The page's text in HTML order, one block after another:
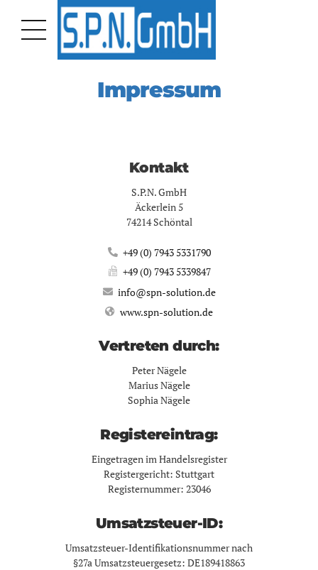
Impressum
Kontakt
S.P.N. GmbH
Äckerlein 5
74214 Schöntal
+49 (0) 7943 5331790
+49 (0) 7943 5339847
info@spn-solution.de
www.spn-solution.de
Vertreten durch:
Peter Nägele
Marius Nägele
Sophia Nägele
Registereintrag:
Eingetragen im Handelsregister
Registergericht: Stuttgart
Registernummer: 23046
Umsatzsteuer-ID:
Umsatzsteuer-Identifikationsnummer nach
§27a Umsatzsteuergesetz: DE189418863